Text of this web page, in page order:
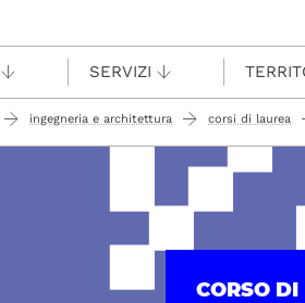
SERVIZI
ingegneria e architettura corsi di laurea
CORSO